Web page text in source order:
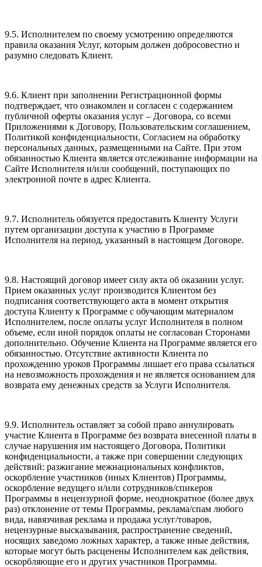
9.5. Исполнителем по своему усмотрению определяются
правила оказания Услуг, которым должен добросовестно и
разумно следовать Клиент.
9.6. Клиент при заполнении Регистрационной формы
подтверждает, что ознакомлен и согласен с содержанием
публичной оферты оказания услуг – Договора, со всеми
Приложениями к Договору, Пользовательским соглашением,
Политикой конфиденциальности, Согласием на обработку
персональных данных, размещенными на Сайте. При этом
обязанностью Клиента является отслеживание информации на
Сайте Исполнителя и/или сообщений, поступающих по
электронной почте в адрес Клиента.
9.7. Исполнитель обязуется предоставить Клиенту Услуги
путем организации доступа к участию в Программе
Исполнителя на период, указанный в настоящем Договоре.
9.8. Настоящий договор имеет силу акта об оказании услуг.
Прием оказанных услуг производится Клиентом без
подписания соответствующего акта в момент открытия
доступа Клиенту к Программе с обучающим материалом
Исполнителем, после оплаты услуг Исполнителя в полном
объеме, если иной порядок оплаты не согласован Сторонами
дополнительно. Обучение Клиента на Программе является его
обязанностью. Отсутствие активности Клиента по
прохождению уроков Программы лишает его права ссылаться
на невозможность прохождения и не является основанием для
возврата ему денежных средств за Услуги Исполнителя.
9.9. Исполнитель оставляет за собой право аннулировать
участие Клиента в Программе без возврата внесенной платы в
случае нарушения им настоящего Договора, Политики
конфиденциальности, а также при совершении следующих
действий: разжигание межнациональных конфликтов,
оскорбление участников (иных Клиентов) Программы,
оскорбление ведущего и/или сотрудников/спикеров
Программы в нецензурной форме, неоднократное (более двух
раз) отклонение от темы Программы, реклама/спам любого
вида, навязчивая реклама и продажа услуг/товаров,
нецензурные высказывания, распространение сведений,
носящих заведомо ложных характер, а также иные действия,
которые могут быть расценены Исполнителем как действия,
оскорбляющие его и других участников Программы.